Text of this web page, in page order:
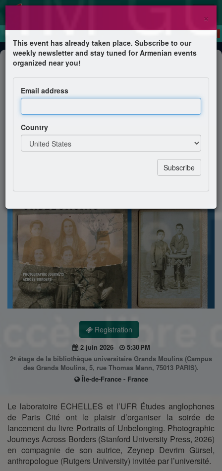
Book Presentation
Lancement de l'ouvrage "Portraits
of Unbelonging" par Zeynep D.
Registration
2 juin 2026
5:30 PM
2ᵉ étage de la bibliothèque universitaire Grands Moulins (Campus
des Grands Moulins, 5, rue Thomas Mann, 75013 PARIS).
Île-de-France - France
Le laboratoire ECHELLES et l’UFR Études anglophones
de Paris Cité ont le plaisir d’organiser la soirée de
lancement du livre Portraits of Unbelonging. Photographic
Journeys Across Borders (Stanford University Press, 2026)
en compagnie de son autrice, Zeynep Devrim Gürsel,
anthropologue (Rutgers University) invitée par l’université.
×
This event has already taken place. Subscribe to our
weekly newsletter and stay tuned for Armenian events
organized near you!
Email address
Country